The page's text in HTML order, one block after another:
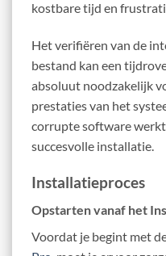
kostbare tijd en
Het verifiëren van de
bestand kan een
absoluut noodzakelijk
prestaties van het
corrupte software
succesvolle installatie.
Installatieproces
Opstarten vanaf het
Voordat je begint met